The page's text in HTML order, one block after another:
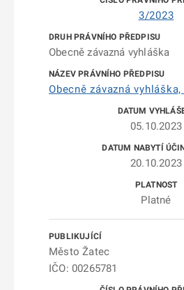
3/2023
Obecně závazná vyhláška
Obecně závazná
05.10.2023
20.10.2023
Platné
Město Žatec
IČO: 00265781